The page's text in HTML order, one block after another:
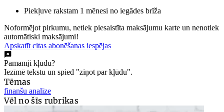
Piekļuve rakstam 1 mēnesi no iegādes brīža
Noformējot pirkumu, netiek piesaistīta maksājumu karte un nenotiek
automātiski maksājumi!
Apskatīt citas abonēšanas iespējas
Pamanīji kļūdu?
Iezīmē tekstu un spied "ziņot par kļūdu".
Tēmas
finanšu analīze
Vēl no šīs rubrikas